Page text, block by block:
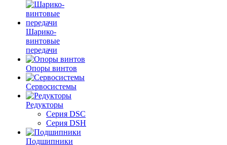
Шарико-
винтовые
передачи
Опоры винтов
Сервосистемы
Редукторы
Серия DSC
Серия DSH
Подшипники